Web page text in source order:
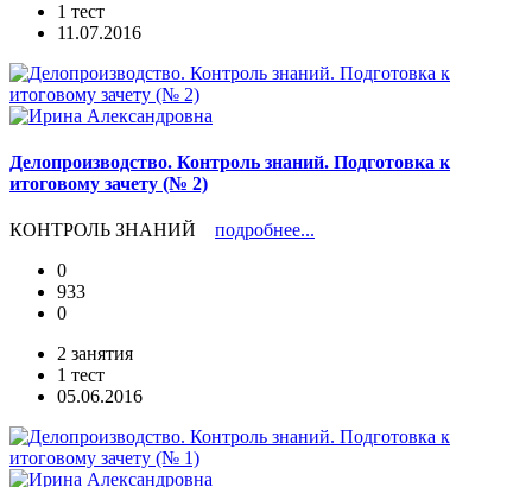
1 тест
11.07.2016
Делопроизводство. Контроль знаний. Подготовка к
итоговому зачету (№ 2)
КОНТРОЛЬ ЗНАНИЙ подробнее...
0
933
0
2 занятия
1 тест
05.06.2016